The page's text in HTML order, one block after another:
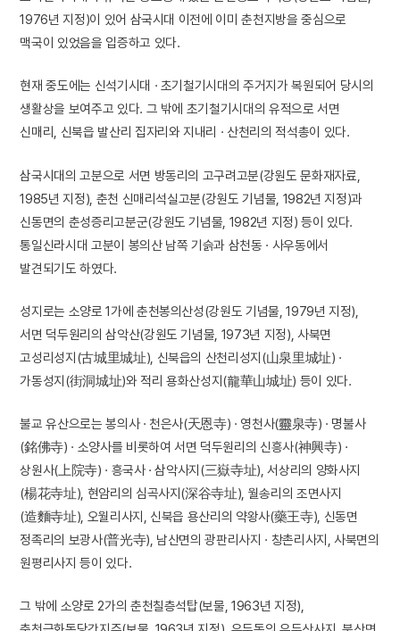
1976년 지정)이 있어 삼국시대 이전에 이미 춘천지방을 중심으로
맥국이 있었음을 입증하고 있다.
현재 중도에는 신석기시대 · 초기철기시대의 주거지가 복원되어 당시의
생활상을 보여주고 있다. 그 밖에 초기철기시대의 유적으로 서면
신매리, 신북읍 발산리 집자리와 지내리 · 산천리의 적석총이 있다.
삼국시대의 고분으로 서면 방동리의 고구려고분(강원도 문화재자료,
1985년 지정), 춘천 신매리석실고분(강원도 기념물, 1982년 지정)과
신동면의 춘성증리고분군(강원도 기념물, 1982년 지정) 등이 있다.
통일신라시대 고분이 봉의산 남쪽 기슭과 삼천동 · 사우동에서
발견되기도 하였다.
성지로는 소양로 1가에 춘천봉의산성(강원도 기념물, 1979년 지정),
서면 덕두원리의 삼악산(강원도 기념물, 1973년 지정), 사북면
고성리성지(古城里城址), 신북읍의 산천리성지(山泉里城址) ·
가동성지(街洞城址)와 적리 용화산성지(龍華山城址) 등이 있다.
불교 유산으로는 봉의사 · 천은사(天恩寺) · 영천사(靈泉寺) · 명불사
(銘佛寺) · 소양사를 비롯하여 서면 덕두원리의 신흥사(神興寺) ·
상원사(上院寺) · 흥국사 · 삼악사지(三嶽寺址), 서상리의 양화사지
(楊花寺址), 현암리의 심곡사지(深谷寺址), 월송리의 조면사지
(造麵寺址), 오월리사지, 신북읍 용산리의 약왕사(藥王寺), 신동면
정족리의 보광사(普光寺), 남산면의 광판리사지 · 창촌리사지, 사북면의
원평리사지 등이 있다.
그 밖에 소양로 2가의 춘천칠층석탑(보물, 1963년 지정),